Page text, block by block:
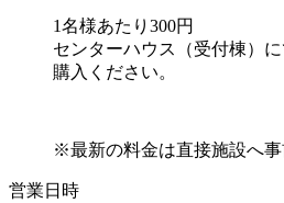
1名様あたり300円
センターハウス（受付棟）
購入ください。
※最新の料金は直接施設へ事
営業日時